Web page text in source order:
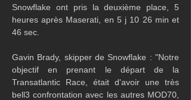
Snowflake ont pris la deuxième place, 5
heures après Maserati, en 5 j 10 26 min et
46 sec.
Gavin Brady, skipper de Snowflake : "Notre
objectif en prenant le départ de la
Transatlantic Race, était d'avoir une très
bell3 confrontation avec les autres MOD70,